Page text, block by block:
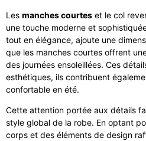
Les manches courtes et le col
une touche moderne et
tout en élégance, ajoute une
que les manches courtes offrent
des journées ensoleillées. Ces
esthétiques, ils contribuent
confortable en été.
Cette attention portée aux détails
style global de la robe. En optant
corps et des éléments de design